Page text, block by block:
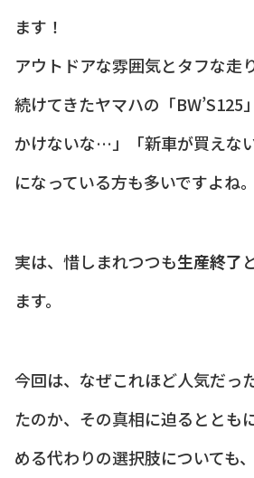
ます！
アウトドアな雰囲気とタフな走
続けてきたヤマハの「BW’S125
かけないな…」「新車が買えな
になっている方も多いですよね。
実は、惜しまれつつも生産終了
ます。
今回は、なぜこれほど人気だっ
たのか、その真相に迫るととも
める代わりの選択肢についても